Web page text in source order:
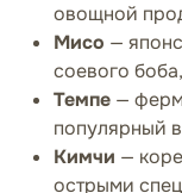
овощной
Мисо —
соевого
Темпе —
популярный
Кимчи —
острыми